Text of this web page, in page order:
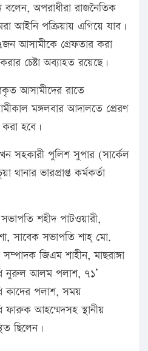
বলেন, অপরাধীরা রাজনৈতিক
আইনি পক্রিয়ায় এগিয়ে যাব।
আসামীকে গ্রেফতার করা
চেষ্টা অব্যাহত রয়েছে।
আসামীদের রাতে
মঙ্গলবার আদালতে প্রেরণ
হবে।
সহকারী পুলিশ সুপার (সার্কেল
ভারপ্রাপ্ত কর্মকর্তা
শহীদ পাটওয়ারী,
সাবেক সভাপতি শাহ্ মো.
জিএম শাহীন, মাছরাঙ্গা
নুরুল আলম পলাশ, ৭১’
কাদের পলাশ, সময়
ফারুক আহম্মেদসহ স্থানীয়
ছিলেন।